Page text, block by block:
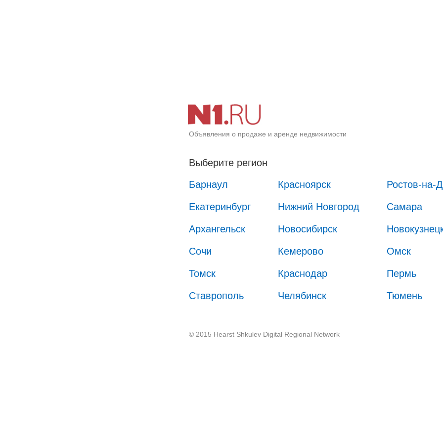
Объявления о продаже и аренде недвижимости
Выберите регион
Барнаул
Красноярск Ростов-на-
Екатеринбург Нижний Новгород Самара
Архангельск Новосибирск
Сочи Кемерово Омск
Томск Краснодар Пермь
Ставрополь Челябинск Тюмень
© 2015 Hearst Shkulev Digital Regional Network